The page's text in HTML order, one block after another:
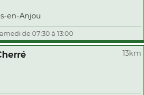
en-Anjou
de 07:30 à 13:00
13km